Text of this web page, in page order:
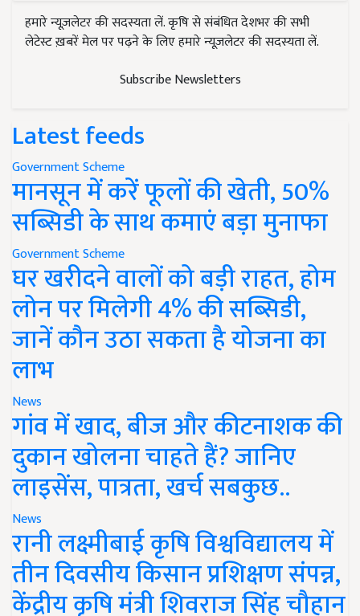
हमारे न्यूज़लेटर की सदस्यता लें. कृषि से संबंधित देशभर की सभी
लेटेस्ट ख़बरें मेल पर पढ़ने के लिए हमारे न्यूज़लेटर की सदस्यता लें.
Subscribe Newsletters
Latest feeds
Government Scheme
मानसून में करें फूलों की खेती, 50%
सब्सिडी के साथ कमाएं बड़ा मुनाफा
Government Scheme
घर खरीदने वालों को बड़ी राहत, होम
लोन पर मिलेगी 4% की सब्सिडी,
जानें कौन उठा सकता है योजना का
लाभ
News
गांव में खाद, बीज और कीटनाशक की
दुकान खोलना चाहते हैं? जानिए
लाइसेंस, पात्रता, खर्च सबकुछ..
News
रानी लक्ष्मीबाई कृषि विश्वविद्यालय में
तीन दिवसीय किसान प्रशिक्षण संपन्न,
केंद्रीय कृषि मंत्री शिवराज सिंह चौहान